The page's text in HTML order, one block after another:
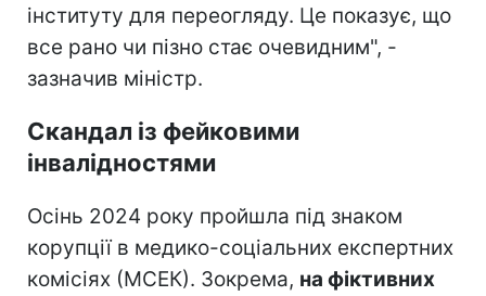
інституту для переогляду. Це показує, що
все рано чи пізно стає очевидним", -
зазначив міністр.
Скандал із фейковими
інвалідностями
Осінь 2024 року пройшла під знаком
корупції в медико-соціальних експертних
комісіях (МСЕК). Зокрема, на фіктивних